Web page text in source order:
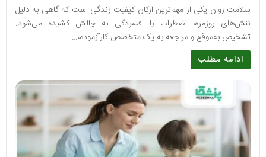
سلامت روان یکی از مهم‌ترین ارکان کیفیت زندگی است که گاهی به دلیل
تنش‌های روزمره، اضطراب یا افسردگی به چالش کشیده می‌شود.
تشخیص به‌موقع و مراجعه به یک متخصص کارآزموده،…
ادامه مطلب